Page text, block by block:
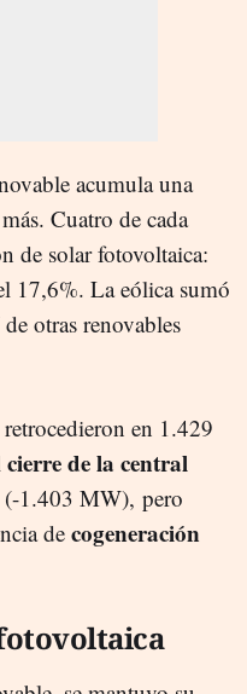
acumula una
Cuatro de cada
de solar fotovoltaica:
17,6%. La eólica sumó
otras renovables
en 1.429
cierre de la central
(-1.403 MW), pero
de cogeneración